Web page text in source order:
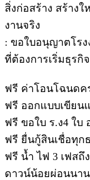
สิ่งก่อสร้าง สร้าง
งานจริง
: ขอใบอนุญาตโรง
ที่ต้องการเริ่มธุรกิ
ฟรี ค่าโอนโฉนด
ฟรี ออกแบบเขียน
ฟรี ขอใบ ร.ง4 ใบ
ฟรี ยื่นกู้สินเชื่อทุก
ฟรี น้ำ ไฟ 3 เฟสถึ
ดาวน์น้อยผ่อนนาน